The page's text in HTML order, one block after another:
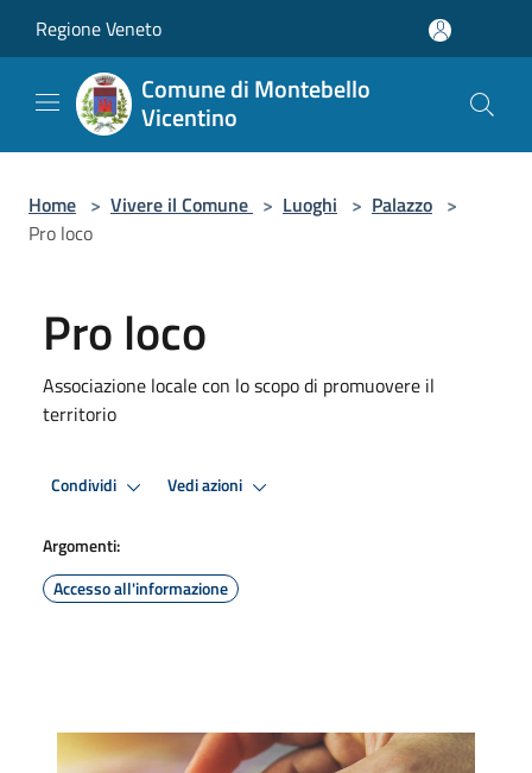
Regione Veneto
Comune di Montebello
Vicentino
Home > Vivere il Comune > Luoghi > Palazzo >
Pro loco
Pro loco
Associazione locale con lo scopo di promuovere il
territorio
Condividi Vedi azioni
Argomenti:
Accesso all'informazione